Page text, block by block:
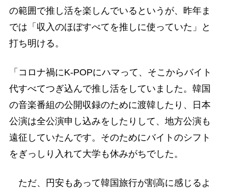
の範囲で推し活を楽しんでいるというが、昨年ま
では「収入のほぼすべてを推しに使っていた」と
打ち明ける。
「コロナ禍にK-POPにハマって、そこからバイト
代すべてつぎ込んで推し活をしていました。韓国
の音楽番組の公開収録のために渡韓したり、日本
公演は全公演申し込みをしたりして、地方公演も
遠征していたんです。そのためにバイトのシフト
をぎっしり入れて大学も休みがちでした。
ただ、円安もあって韓国旅行が割高に感じるよ